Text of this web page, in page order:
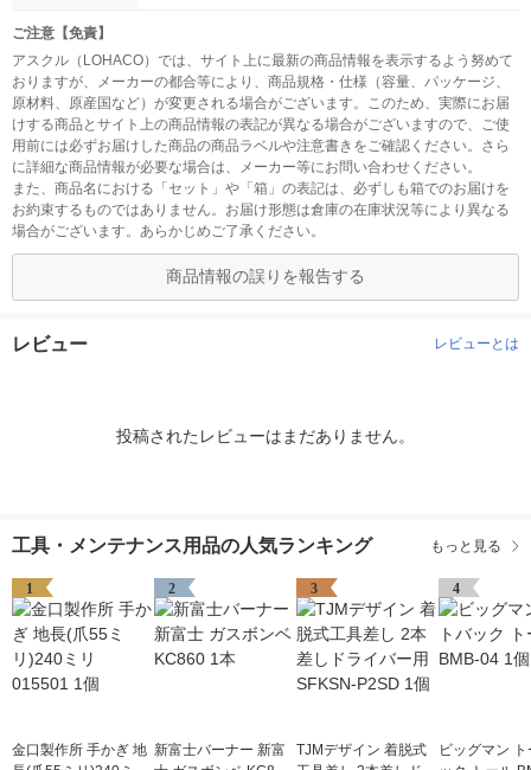
ご注意【免責】
アスクル（LOHACO）では、サイト上に最新の商品情報を表示するよう努めて
おりますが、メーカーの都合等により、商品規格・仕様（容量、パッケージ、
原材料、原産国など）が変更される場合がございます。このため、実際にお届
けする商品とサイト上の商品情報の表記が異なる場合がございますので、ご使
用前には必ずお届けした商品の商品ラベルや注意書きをご確認ください。さら
に詳細な商品情報が必要な場合は、メーカー等にお問い合わせください。
また、商品名における「セット」や「箱」の表記は、必ずしも箱でのお届けを
お約束するものではありません。お届け形態は倉庫の在庫状況等により異なる
場合がございます。あらかじめご了承ください。
商品情報の誤りを報告する
レビュー レビューとは
投稿されたレビューはまだありません。
工具・メンテナンス用品の人気ランキング もっと見る
1
金口製作所 手かぎ 地
2
新富士バーナー 新富
3
TJMデザイン 着脱式
4
ビッグマン